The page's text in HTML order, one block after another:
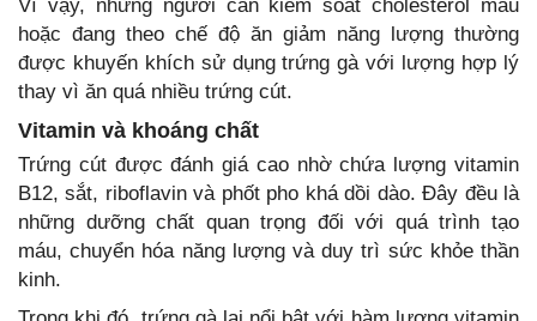
Vì vậy, những người cần kiểm soát cholesterol máu
hoặc đang theo chế độ ăn giảm năng lượng thường
được khuyến khích sử dụng trứng gà với lượng hợp lý
thay vì ăn quá nhiều trứng cút.
Vitamin và khoáng chất
Trứng cút được đánh giá cao nhờ chứa lượng vitamin
B12, sắt, riboflavin và phốt pho khá dồi dào. Đây đều là
những dưỡng chất quan trọng đối với quá trình tạo
máu, chuyển hóa năng lượng và duy trì sức khỏe thần
kinh.